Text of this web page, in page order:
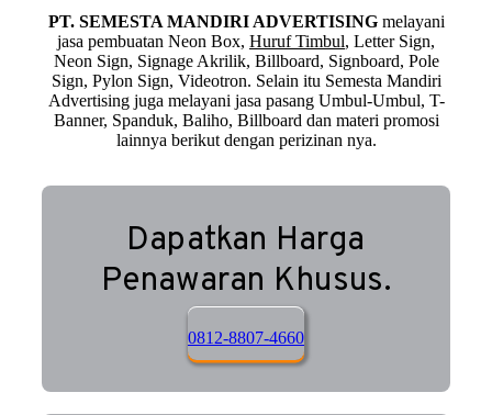
PT. SEMESTA MANDIRI ADVERTISINGmelayani
jasa pembuatan Neon Box, Huruf Timbul, Letter Sign,
Neon Sign, Signage Akrilik, Billboard, Signboard, Pole
Sign, Pylon Sign, Videotron. Selain itu Semesta Mandiri
Advertising juga melayani jasa pasang Umbul-Umbul, T-
Banner, Spanduk, Baliho, Billboard dan materi promosi
lainnya berikut dengan perizinan nya.
Dapatkan Harga
Penawaran Khusus.
0812-8807-4660